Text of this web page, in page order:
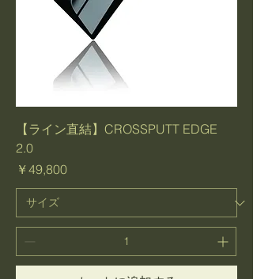
【ライン直結】CROSSPUTT EDGE
2.0
価格
￥49,800